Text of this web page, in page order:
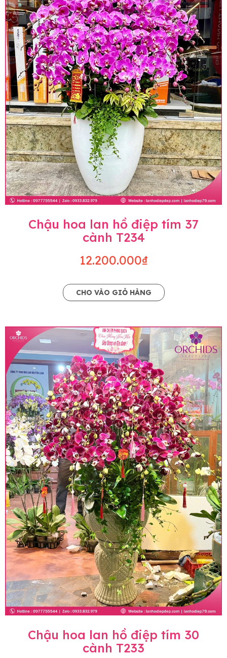
Chậu hoa lan hồ điệp tím 37
cành T234
12.200.000₫
CHO VÀO GIỎ HÀNG
Chậu hoa lan hồ điệp tím 30
cành T233